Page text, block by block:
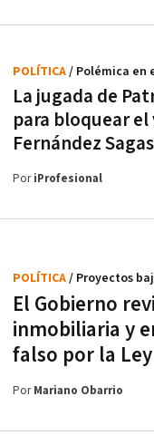
La jugada de
para bloquear
Fernández
POLÍTICA/ Polémica en
PoriProfesional
El Gobierno
inmobiliaria y
falso por la
POLÍTICA/ Proyectos
PorMariano Obarrio